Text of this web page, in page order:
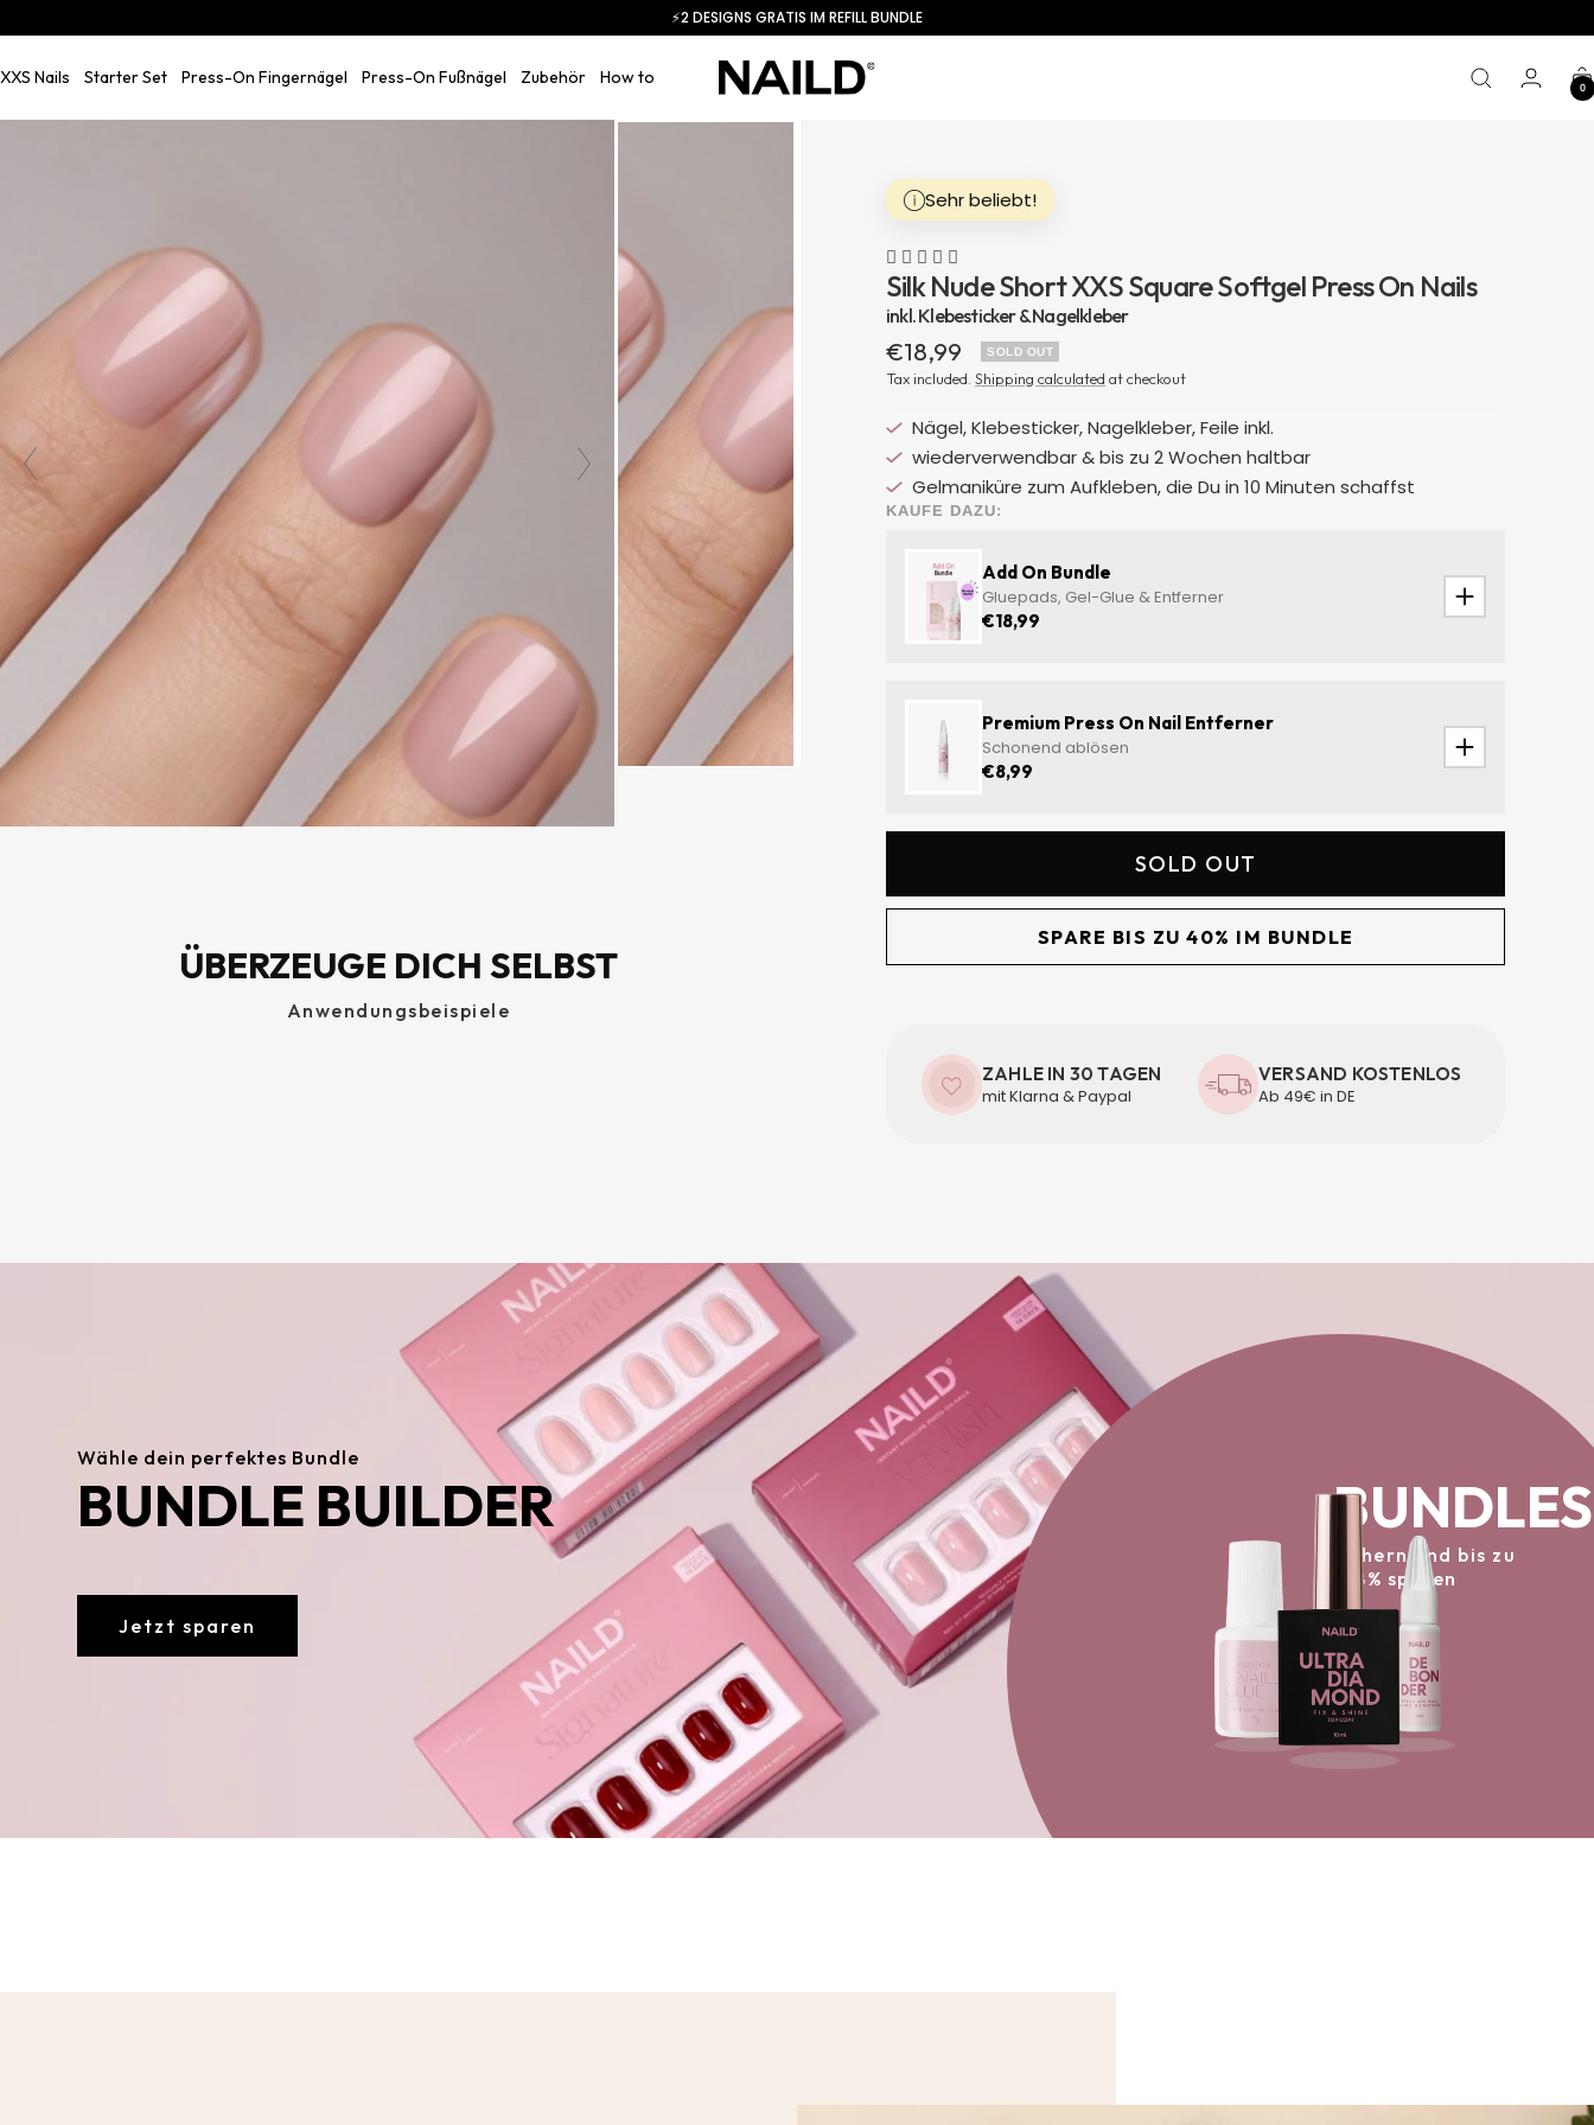
â
to
content
⚡️2 DESIGNS GRATIS IM REFILL BUNDLE
XXS Nails Starter Set Press-On Fingernägel Press-On Fußnägel Zubehör How to NAILD.de
0
ÜBERZEUGE DICH SELBST
Anwendungsbeispiele
Sehr beliebt!
Silk Nude Short XXS Square Softgel Press On Nails
inkl. Klebesticker & Nagelkleber
Sale
price
€18,99 SOLD OUT
Tax included. Shipping calculated at checkout
Nägel, Klebesticker, Nagelkleber, Feile inkl.
wiederverwendbar & bis zu 2 Wochen haltbar
Gelmaniküre zum Aufkleben, die Du in 10 Minuten schaffst
KAUFE DAZU:
Add On Bundle
Gluepads, Gel-Glue & Entferner
€18,99
Premium Press On Nail Entferner
Schonend ablösen
€8,99
SOLD OUT
SPARE BIS ZU 40% IM BUNDLE
ZAHLE IN 30 TAGEN
mit Klarna & Paypal
VERSAND KOSTENLOS
Ab 49€ in DE
BUNDLES
sichern und bis zu
-38% sparen
Wähle dein perfektes Bundle
BUNDLE BUILDER
Jetzt sparen